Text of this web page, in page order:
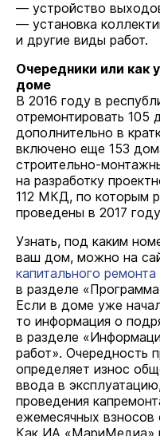
— устройство
— установка
и другие виды работ.
Очередники или как
доме
В 2016 году в
отремонтировать 105
дополнительно в
включено еще 153
строительно-
на разработку
112 МКД, по которым
проведены в 2017
Узнать, под каким
ваш дом, можно на
капитального
в разделе
Если в доме уже
то информация о
в разделе
работ». Очередность
определяет износ
ввода в
проведения
ежемесячных взносов
Как ИА «МариМедиа»